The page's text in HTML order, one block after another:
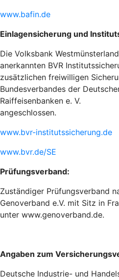
www.bafin.de
Einlagensicherung und
Die Volksbank
anerkannten BVR
zusätzlichen freiwilligen
Bundesverbandes der
Raiffeisenbanken e. V.
angeschlossen.
www.bvr-institutssicherung.de
www.bvr.de/SE
Prüfungsverband:
Zuständiger Prüfungsverband
Genoverband e.V. mit Sitz in
unter www.genoverband.de.
Angaben zum
Deutsche Industrie- und